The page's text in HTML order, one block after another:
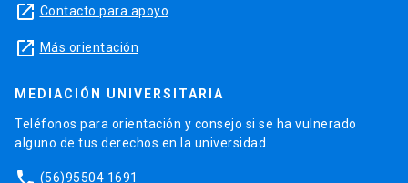
launch Contacto para apoyo
launch Más orientación
MEDIACIÓN UNIVERSITARIA
Teléfonos para orientación y consejo si se ha vulnerado
alguno de tus derechos en la universidad.
(56)95504 1691